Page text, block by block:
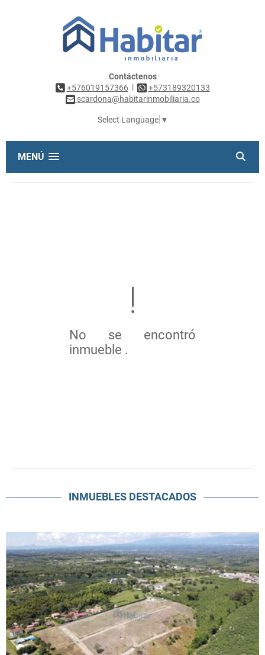
Contáctenos
+576019157366 |
+573189320133
scardona@habitarinmobiliaria.co
Select Language ▼
MENÚ
No se encontró
inmueble .
INMUEBLES DESTACADOS